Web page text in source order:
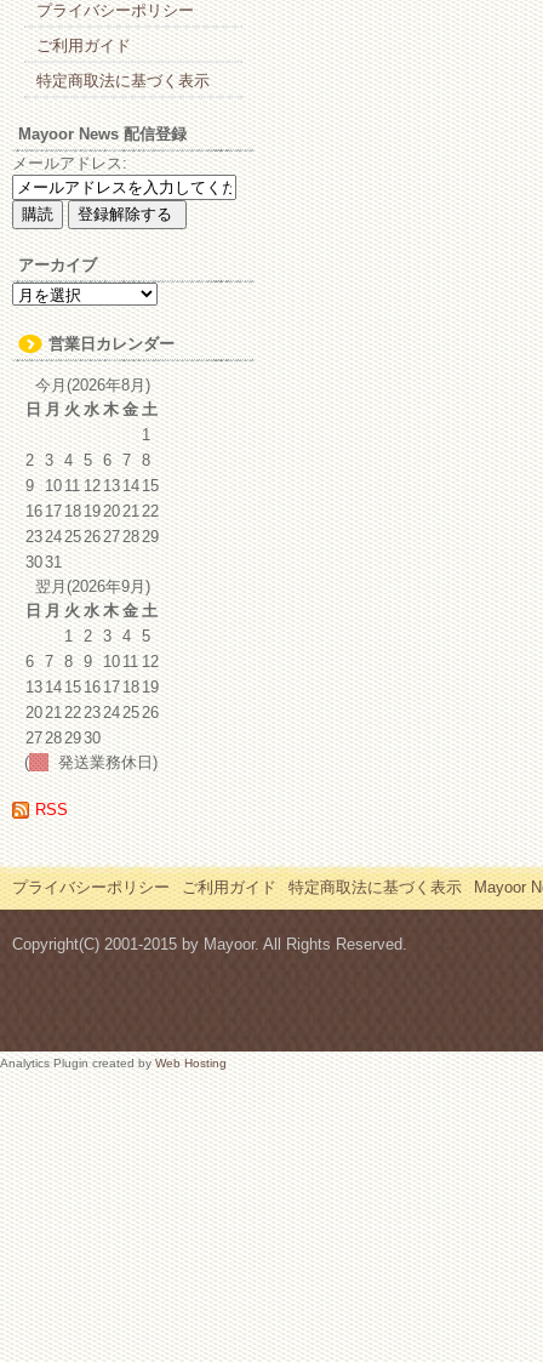
プライバシーポリシー
ご利用ガイド
特定商取法に基づく表示
Mayoor News 配信登録
メールアドレス:
アーカイブ
ア
ー
カ
イ
ブ
営業日カレンダー
今月(2026年8月)
日 月 火 水 木 金 土
1
2 3 4 5 6 7 8
9 1011 12131415
16171819202122
23242526272829
3031
翌月(2026年9月)
日 月 火 水 木 金 土
1 2 3 4 5
6 7 8 9 1011 12
13141516171819
20212223242526
27282930
(
発送業務休日)
RSS
プライバシーポリシー ご利用ガイド 特定商取法に基づく表示 Mayoor
Copyright(C) 2001-2015 by Mayoor. All Rights Reserved.
Analytics Plugin created byWeb Hosting